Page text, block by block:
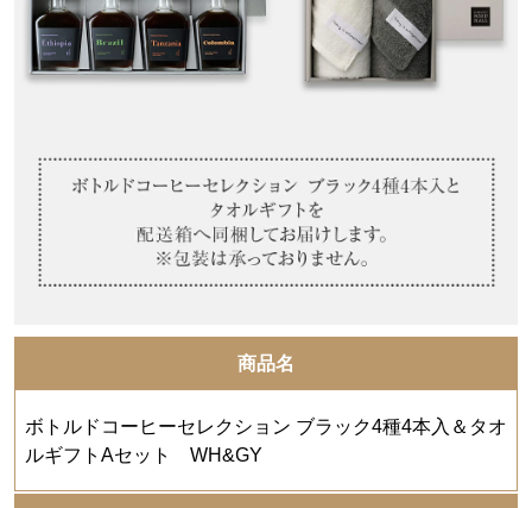
商品名
ボトルドコーヒーセレクション ブラック4種4本入＆タオ
ルギフトAセット WH&GY